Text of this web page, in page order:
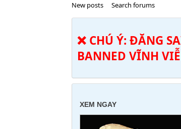
New posts Search forums
❌ CHÚ Ý: ĐĂNG
BANNED VĨNH